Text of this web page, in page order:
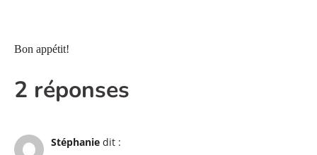
Bon appétit!
2 réponses
Stéphanie dit :